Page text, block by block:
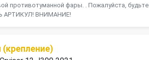
противотуманной фары. . Пожалуйста, будьте
АРТИКУЛ! ВНИМАНИЕ!